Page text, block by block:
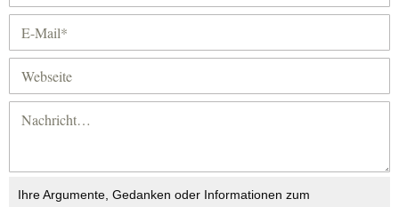
Ihre Argumente, Gedanken oder Informationen zum